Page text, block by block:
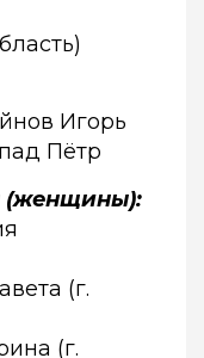
Игорь
Пётр
(женщины):
(г.
(г.